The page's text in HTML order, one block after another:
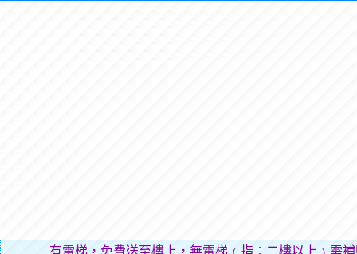
有電梯，免費送至樓上，無電梯﹙指︰二樓以上﹚需